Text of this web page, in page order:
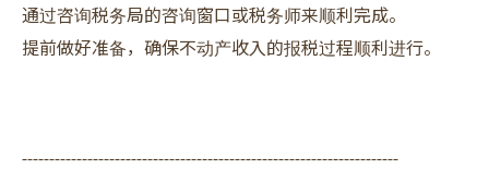
通过咨询税务局的咨询窗口或税务师来顺利完成。
提前做好准备，确保不动产收入的报税过程顺利进行。
---------------------------------------------------------------------